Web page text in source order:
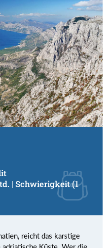
| Schwierigkeit (1
reicht das karstige